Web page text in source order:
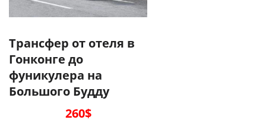
Трансфер от отеля в
Гонконге до
фуникулера на
Большого Будду
260$